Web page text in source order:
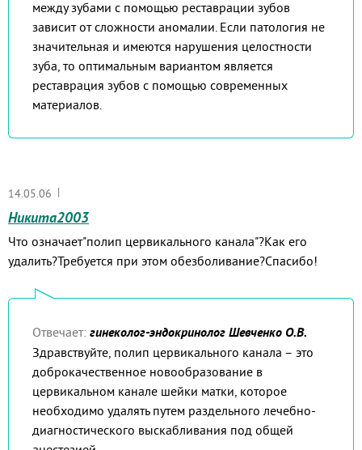
между зубами с помощью реставрации зубов
зависит от сложности аномалии. Если патология не
значительная и имеются нарушения целостности
зуба, то оптимальным вариантом является
реставрация зубов с помощью современных
материалов.
14.05.06 |
Никита2003
Что означает"полип цервикального канала"?Как его
удалить?Требуется при этом обезболивание?Спасибо!
Отвечает: гинеколог-эндокринолог Шевченко О.В.
Здравствуйте, полип цервикального канала – это
доброкачественное новообразование в
цервикальном канале шейки матки, которое
необходимо удалять путем раздельного лечебно-
диагностического выскабливания под общей